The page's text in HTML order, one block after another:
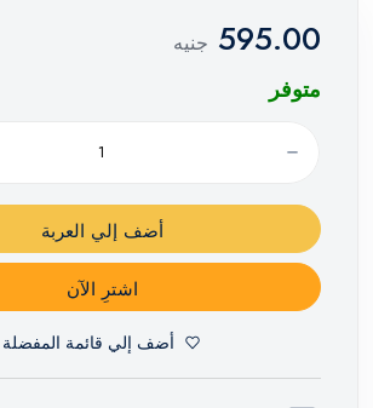
595.00 جنيه
متوفر
أضف إلي العربة
اشترِ الآن
أضف إلي قائمة المفضلة